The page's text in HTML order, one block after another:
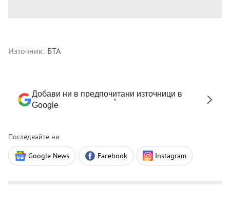
Източник: БТА
Добави ни в предпочитани източници в
Google
Последвайте ни
Google News Facebook Instagram